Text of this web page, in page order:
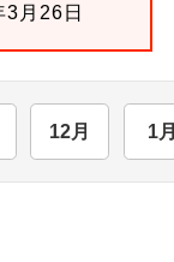
月26日
12月 1